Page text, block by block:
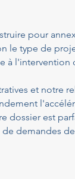
pour
le type de
à l'intervention
et notre
dossier est
demandes